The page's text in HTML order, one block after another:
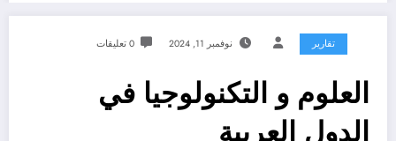
تقارير نوفمبر 11, 2024 0 تعليقات
العلوم و التكنولوجيا في
الدول العربية